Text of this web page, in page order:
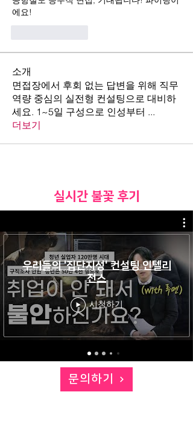
에요!
소개
면접장에서 후회 없는 답변을 위해 직무
역량 중심의 실전형 컨설팅으로 대비하
세요. 1~5일 구성으로 인성부터 ...
더보기
​실시간 불꽃 후기
우리들의 '집단지성' 컨설팅 인텔리
전스
시청하기
문의하기